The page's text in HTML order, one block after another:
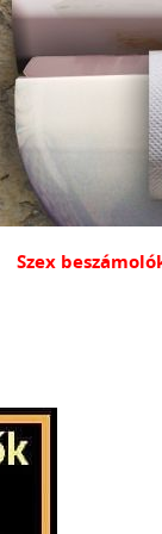
Szex